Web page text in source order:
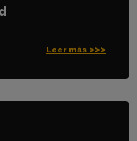
Leer más >>>